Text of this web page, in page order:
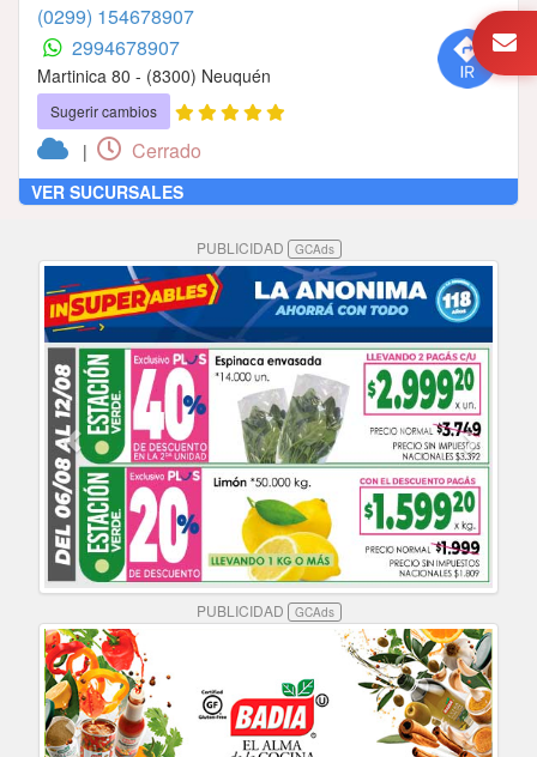
(0299) 154678907
2994678907
Martinica 80 - (8300) Neuquén
Sugerir cambios
| Cerrado
VER SUCURSALES
PUBLICIDAD GCAds
PUBLICIDAD GCAds